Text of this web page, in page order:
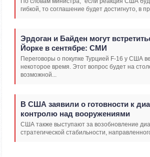
гибкой, то соглашение будет достигнуто, в
Эрдоган и Байден могут
Йорке в сентябре: СМИ
Переговоры о покупке Турцией F-16 у США
некоторое время. Этот вопрос будет на
возможной...
В США заявили о готовности к
контролю над вооружениями
США также выступают за возобновление
стратегической стабильности,